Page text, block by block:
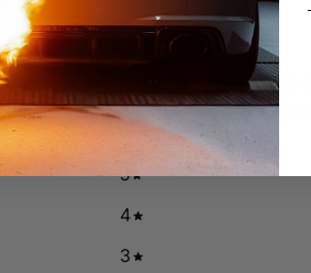
0 / 50 reviews
5
4
3